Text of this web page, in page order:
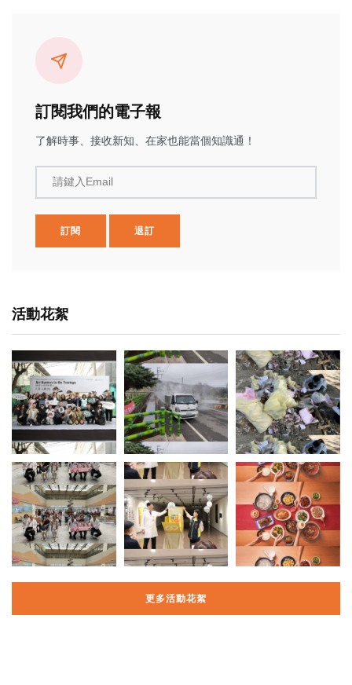
訂閱我們的電子報
了解時事、接收新知、在家也能當個知識通！
請鍵入Email
訂閱 退訂
活動花絮
更多活動花絮